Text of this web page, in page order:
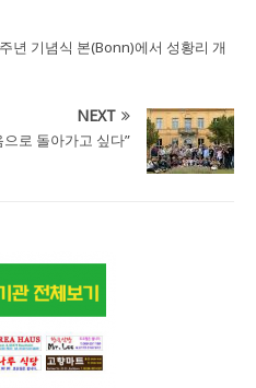
년 기념식 본(Bonn)에서 성황리 개
NEXT
로 돌아가고 싶다”